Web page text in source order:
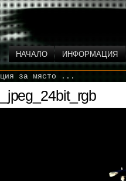
НАЧАЛО ИНФОРМАЦИЯ
за място ...